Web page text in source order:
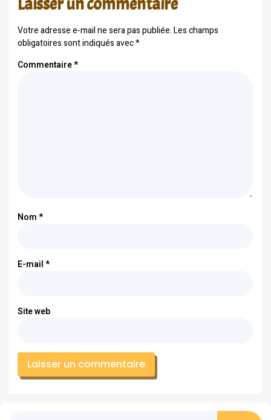
Votre adresse e-mail ne sera pas publiée.Les champs
obligatoires sont indiqués avec*
Commentaire*
Nom*
E-mail*
Site web